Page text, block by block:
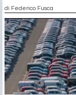
di Federico Fusca